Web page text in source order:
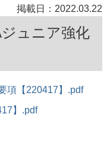
掲載日：2022.03.22
ュニア強化
項【220417】.pdf
】.pdf